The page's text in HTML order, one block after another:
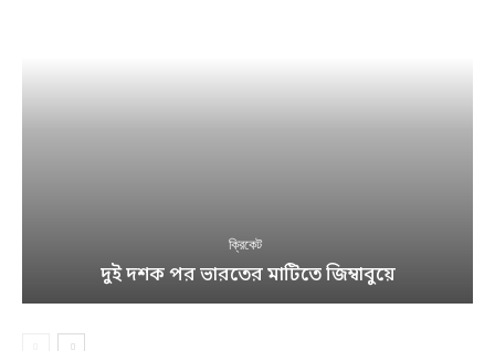
ক্রিকেট
দুই দশক পর ভারতের মাটিতে জিম্বাবুয়ে